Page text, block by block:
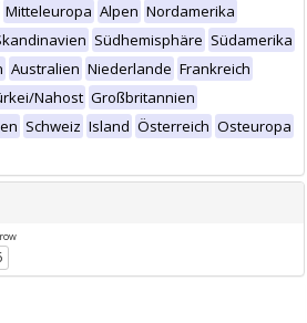
Mitteleuropa Alpen Nordamerika
Südhemisphäre Südamerika
Australien Niederlande Frankreich
Nahost Großbritannien
Schweiz Island Österreich Osteuropa